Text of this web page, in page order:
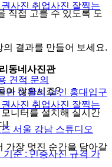
사진 취업사진 잘찍는
견적 문의
관 생활의 달인 홍대입구
사진 취업사진 잘찍는
서울 강남 스튜디오
준 : 민증사진 규격 가
직접 고를 수 있도록 도
결과를 만들어 보세요.
동네사진관
이 많으시죠?
니터를 설치해 실시간
!
가장 멋진 순간을 담아갈